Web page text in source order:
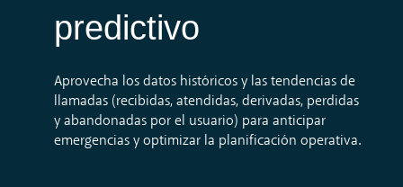
predictivo
Aprovecha los datos históricos y las tendencias de
llamadas (recibidas, atendidas, derivadas, perdidas
y abandonadas por el usuario) para anticipar
emergencias y optimizar la planificación operativa.